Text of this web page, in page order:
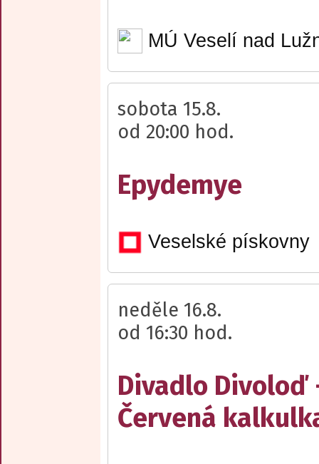
MÚ Veselí nad
sobota 15.8.
od 20:00 hod.
Epydemye
Veselské pískovny
neděle 16.8.
od 16:30 hod.
Divadlo Divoloď
Červená